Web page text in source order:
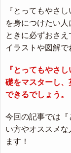
『とってもやさ
を身につけたい
ときに必ずおさえ
イラストや図解で
『とってもやさ
礎をマスターし
できるでしょう。
今回の記事では
い方やオススメ
ます！